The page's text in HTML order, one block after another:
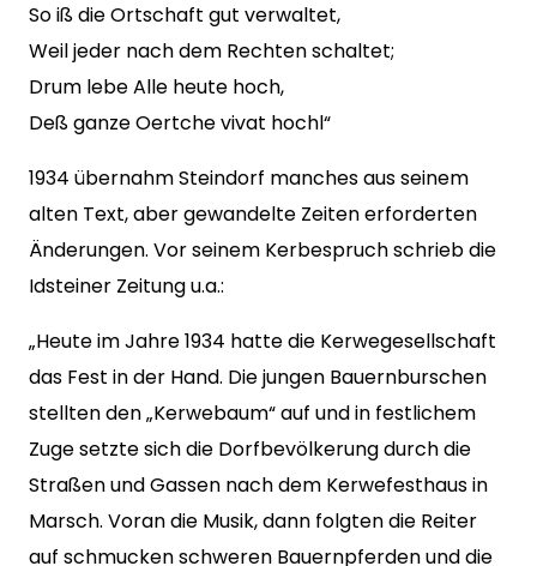
So iß die Ortschaft gut verwaltet,
Weil jeder nach dem Rechten schaltet;
Drum lebe Alle heute hoch,
Deß ganze Oertche vivat hochl“
1934 übernahm Steindorf manches aus seinem
alten Text, aber gewandelte Zeiten erforderten
Änderungen. Vor seinem Kerbespruch schrieb die
Idsteiner Zeitung u.a.:
„Heute im Jahre 1934 hatte die Kerwegesellschaft
das Fest in der Hand. Die jungen Bauernburschen
stellten den „Kerwebaum“ auf und in festlichem
Zuge setzte sich die Dorfbevölkerung durch die
Straßen und Gassen nach dem Kerwefesthaus in
Marsch. Voran die Musik, dann folgten die Reiter
auf schmucken schweren Bauernpferden und die